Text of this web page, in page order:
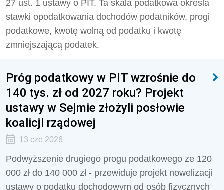
27 ust. 1 ustawy o PIT. Ta skala podatkowa określa
stawki opodatkowania dochodów podatników, progi
podatkowe, kwotę wolną od podatku i kwotę
zmniejszającą podatek.
Próg podatkowy w PIT wzrośnie do
140 tys. zł od 2027 roku? Projekt
ustawy w Sejmie złożyli posłowie
koalicji rządowej
13 cze 2026
Podwyższenie drugiego progu podatkowego ze 120
000 zł do 140 000 zł - przewiduje projekt nowelizacji
ustawy o podatku dochodowym od osób fizycznych